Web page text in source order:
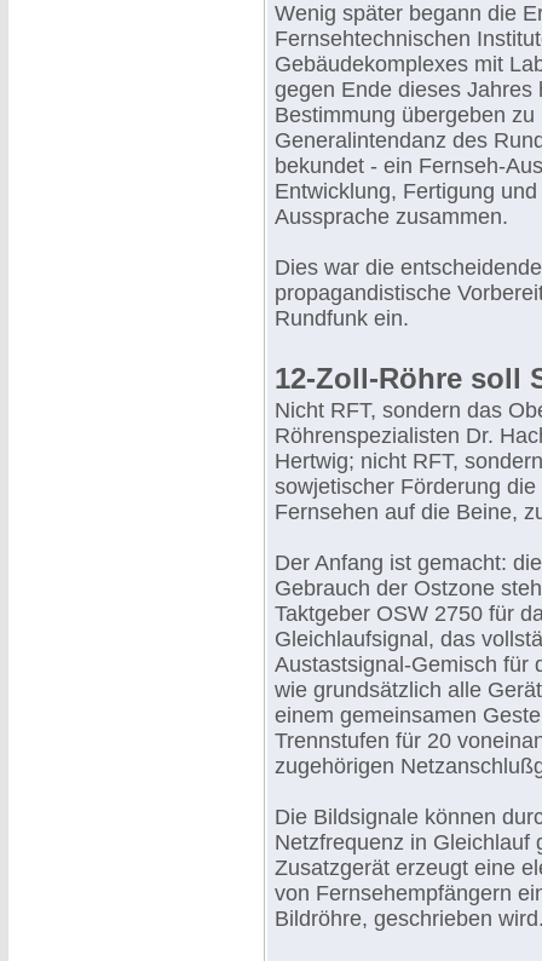
Wenig später begann die
Fernsehtechnischen
Gebäudekomplexes mit
gegen Ende dieses
Bestimmung übergeben
Generalintendanz des
bekundet - ein Fernseh-
Entwicklung, Fertigung
Aussprache zusammen.
Dies war die
propagandistische
Rundfunk ein.
12-Zoll-Röhre soll
Nicht RFT, sondern das
Röhrenspezialisten Dr.
Hertwig; nicht RFT,
sowjetischer Förderung
Fernsehen auf die Beine,
Der Anfang ist gemacht:
Gebrauch der Ostzone
Taktgeber OSW 2750 für
Gleichlaufsignal, das
Austastsignal-Gemisch für
wie grundsätzlich alle
einem gemeinsamen
Trennstufen für 20
zugehörigen
Die Bildsignale können
Netzfrequenz in Gleichlauf
Zusatzgerät erzeugt eine
von Fernsehempfängern
Bildröhre, geschrieben